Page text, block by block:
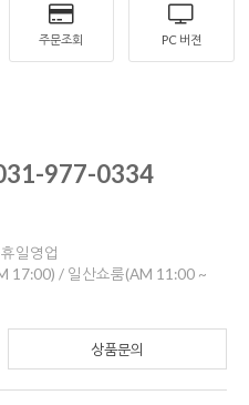
주문조회 PC 버젼
977-0334
일영업
17:00) / 일산쇼룸(AM 11:00 ~
상품문의